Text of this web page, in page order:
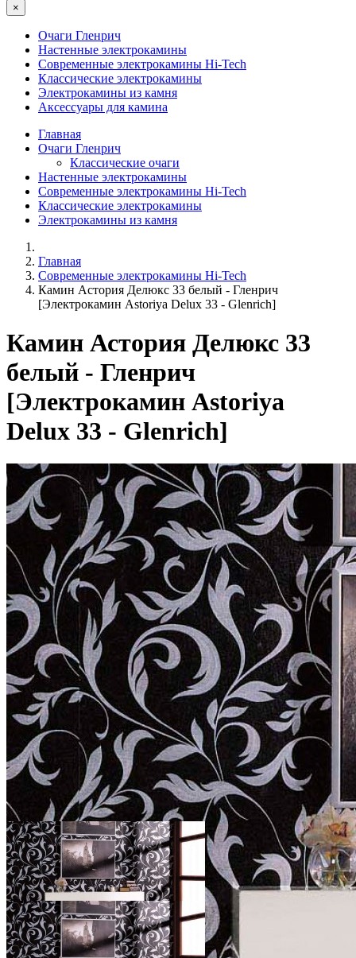
×
Очаги Гленрич
Настенные электрокамины
Современные электрокамины Hi-Tech
Классические электрокамины
Электрокамины из камня
Аксессуары для камина
Главная
Очаги Гленрич
Классические очаги
Настенные электрокамины
Современные электрокамины Hi-Tech
Классические электрокамины
Электрокамины из камня
Главная
Современные электрокамины Hi-Tech
Камин Астория Делюкс 33 белый - Гленрич
[Электрокамин Astoriya Delux 33 - Glenrich]
Камин Астория Делюкс 33
белый - Гленрич
[Электрокамин Astoriya
Delux 33 - Glenrich]